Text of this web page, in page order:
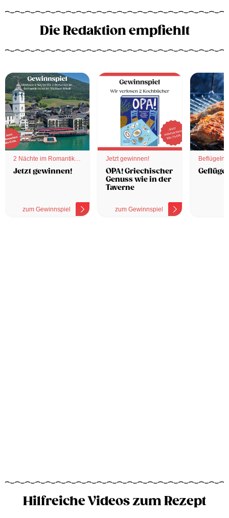
Die Redaktion empfiehlt
2 Nächte im Romantik
Hotel
Jetzt gewinnen!
zum Gewinnspiel
Jetzt gewinnen!
OPA! Griechischer
Genuss wie in der
Taverne
zum Gewinnspiel
Hilfreiche Videos zum Rezept